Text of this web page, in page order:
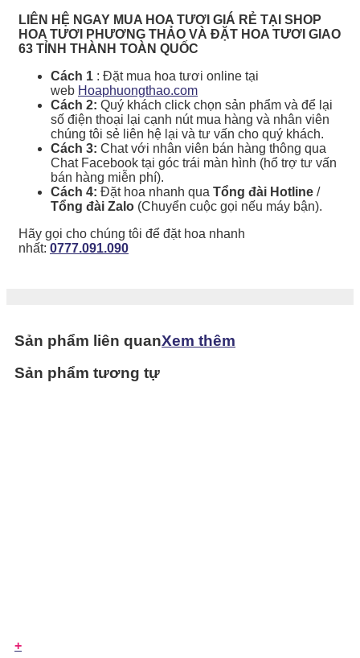
LIÊN HỆ NGAY MUA HOA TƯƠI GIÁ RẺ TẠI SHOP
HOA TƯƠI PHƯƠNG THẢO VÀ ĐẶT HOA TƯƠI GIAO
63 TỈNH THÀNH TOÀN QUỐC
Cách 1 : Đặt mua hoa tươi online tại
web Hoaphuongthao.com
Cách 2: Quý khách click chọn sản phẩm và để lại
số điện thoại lại cạnh nút mua hàng và nhân viên
chúng tôi sẻ liên hệ lại và tư vấn cho quý khách.
Cách 3: Chat với nhân viên bán hàng thông qua
Chat Facebook tại góc trái màn hình (hổ trợ tư vấn
bán hàng miễn phí).
Cách 4: Đặt hoa nhanh qua Tổng đài Hotline /
Tổng đài Zalo (Chuyển cuộc gọi nếu máy bận).
Hãy gọi cho chúng tôi để đặt hoa nhanh
nhất: 0777.091.090
Sản phẩm liên quanXem thêm
Sản phẩm tương tự
+